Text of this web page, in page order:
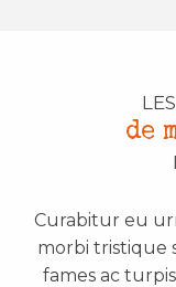
de
Curabitur eu
morbi tristique
fames ac